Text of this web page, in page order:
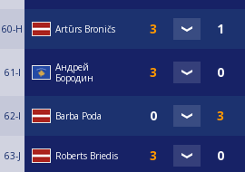
60-H Artūrs Broničs
61-I
Андрей
Бородин
62-I Barba Poda
63-J Roberts Briedis